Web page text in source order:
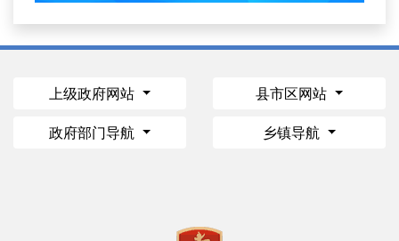
上级政府网站 县市区网站
政府部门导航 乡镇导航